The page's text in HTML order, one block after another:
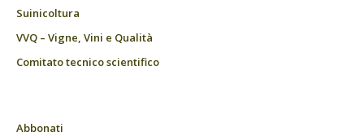
Suinicoltura
VVQ – Vigne, Vini e Qualità
Comitato tecnico scientifico
Abbonati